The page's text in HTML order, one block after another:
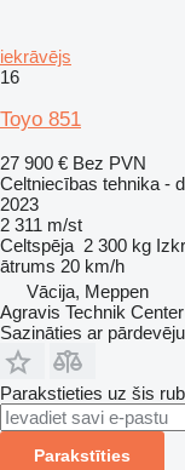
iekrāvējs
16
Toyo 851
27 900 € Bez PVN
Celtniecības tehnika -
2023
2 311 m/st
Celtspēja 2 300 kg
ātrums 20 km/h
Vācija, Meppen
Agravis Technik
Sazināties ar pārdevēju
Parakstieties uz šis
Parakstīties